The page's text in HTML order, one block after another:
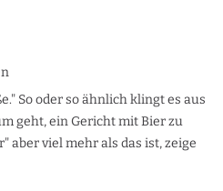
So oder so ähnlich klingt es aus
geht, ein Gericht mit Bier zu
aber viel mehr als das ist, zeige